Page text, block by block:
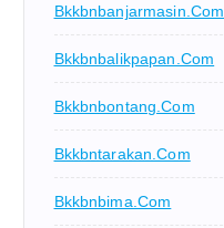
Bkkbnbanjarmasin.com
Bkkbnbalikpapan.com
Bkkbnbontang.com
Bkkbntarakan.com
Bkkbnbima.com